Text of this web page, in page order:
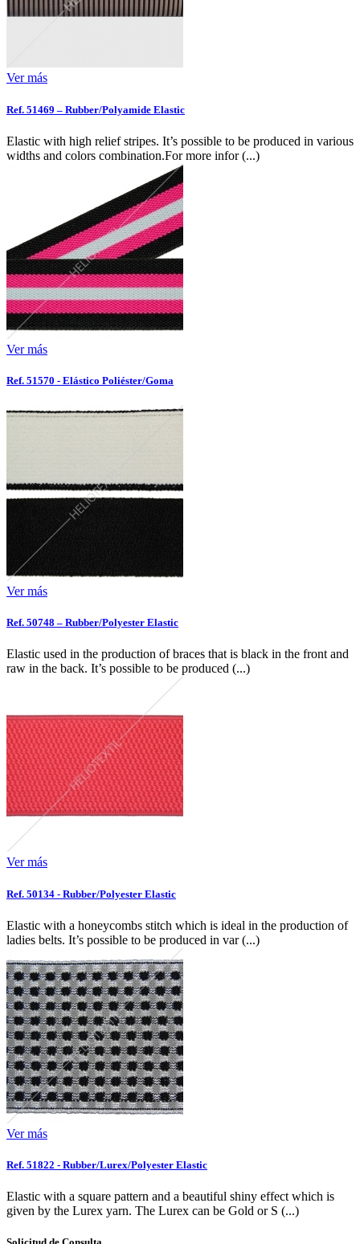
Ver más
Ref. 51469 – Rubber/Polyamide Elastic
Elastic with high relief stripes. It’s possible to be produced in various
widths and colors combination.For more infor (...)
Ver más
Ref. 51570 - Elástico Poliéster/Goma
Ver más
Ref. 50748 – Rubber/Polyester Elastic
Elastic used in the production of braces that is black in the front and
raw in the back. It’s possible to be produced (...)
Ver más
Ref. 50134 - Rubber/Polyester Elastic
Elastic with a honeycombs stitch which is ideal in the production of
ladies belts. It’s possible to be produced in var (...)
Ver más
Ref. 51822 - Rubber/Lurex/Polyester Elastic
Elastic with a square pattern and a beautiful shiny effect which is
given by the Lurex yarn. The Lurex can be Gold or S (...)